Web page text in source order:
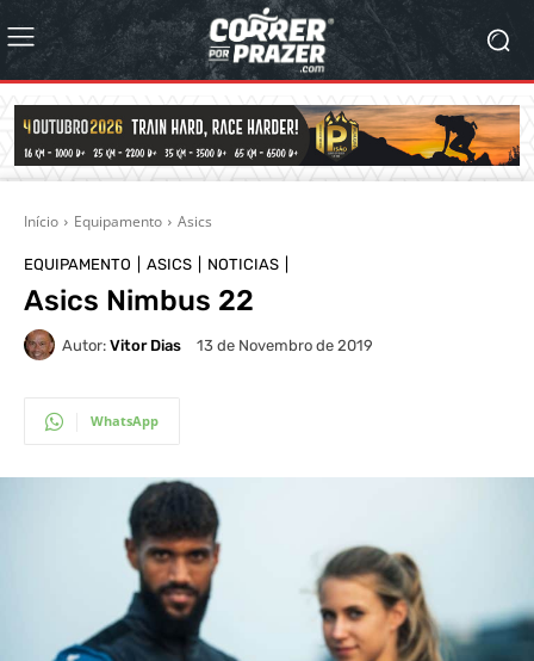
Início Equipamento Asics
EQUIPAMENTO ASICS NOTICIAS
Asics Nimbus 22
Autor: Vitor Dias 13 de Novembro de 2019
WhatsApp